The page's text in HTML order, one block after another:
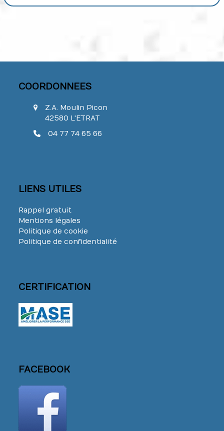
COORDONNEES
Z.A. Moulin Picon
42580 L'ETRAT
04 77 74 65 66
LIENS UTILES
Rappel gratuit
Mentions légales
Politique de cookie
Politique de confidentialité
CERTIFICATION
FACEBOOK